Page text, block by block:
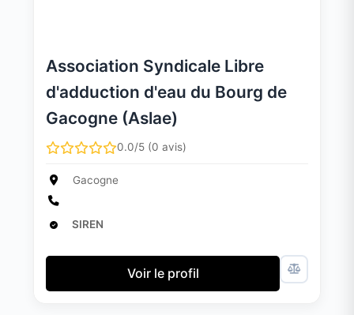
Association Syndicale Libre
d'adduction d'eau du Bourg de
Gacogne (Aslae)
0.0/5 (0 avis)
Gacogne
SIREN
Voir le profil